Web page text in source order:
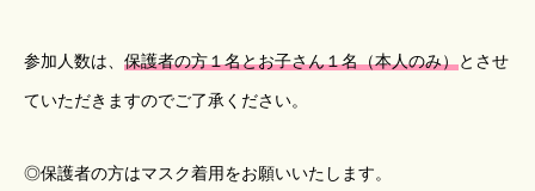
参加人数は、 保護者の方１名とお子さん１名（本人のみ）とさせ
ていただきますのでご了承ください。
◎保護者の方はマスク着用をお願いいたします。